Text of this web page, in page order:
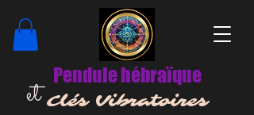
Clés Vibratoires
et Pendule hébraïque